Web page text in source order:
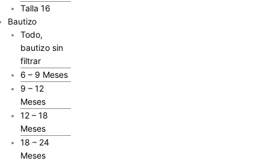
Talla 16
Bautizo
Todo,
bautizo sin
filtrar
6 – 9 Meses
9 – 12
Meses
12 – 18
Meses
18 – 24
Meses